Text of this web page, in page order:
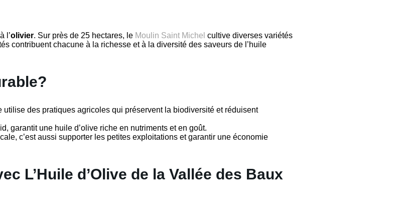
l’olivier. Sur près de 25 hectares, le Moulin Saint Michel cultive diverses variétés
contribuent chacune à la richesse et à la diversité des saveurs de l’huile
utilise des pratiques agricoles qui préservent la biodiversité et réduisent
garantit une huile d’olive riche en nutriments et en goût.
c’est aussi supporter les petites exploitations et garantir une économie
L’Huile d’Olive de la Vallée des Baux